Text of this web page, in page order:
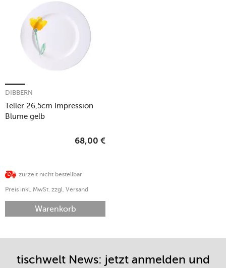
Teller 26,5cm Impression
Blume gelb
DIBBERN
zurzeit nicht bestellbar
68,00 €
Preis inkl. MwSt. zzgl. Versand
Warenkorb
tischwelt News: jetzt anmelden und